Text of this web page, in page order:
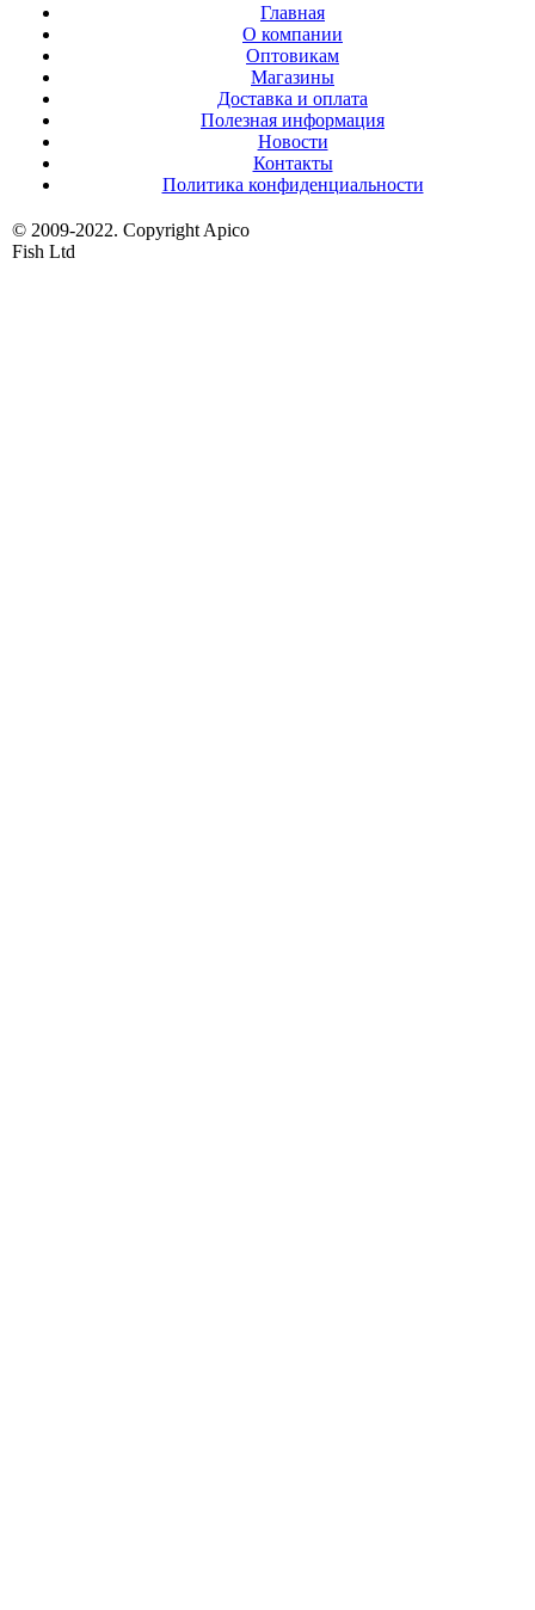
Главная
О компании
Оптовикам
Магазины
Доставка и оплата
Полезная информация
Новости
Контакты
Политика конфиденциальности
© 2009-2022. Copyright Apico
Fish Ltd